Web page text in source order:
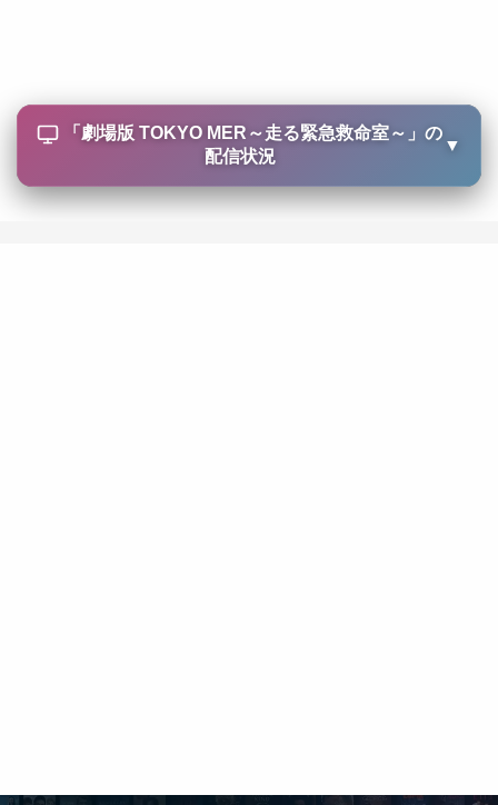
「 劇場版 TOKYO MER～走る緊急救命室～ 」の
配信状況
▼